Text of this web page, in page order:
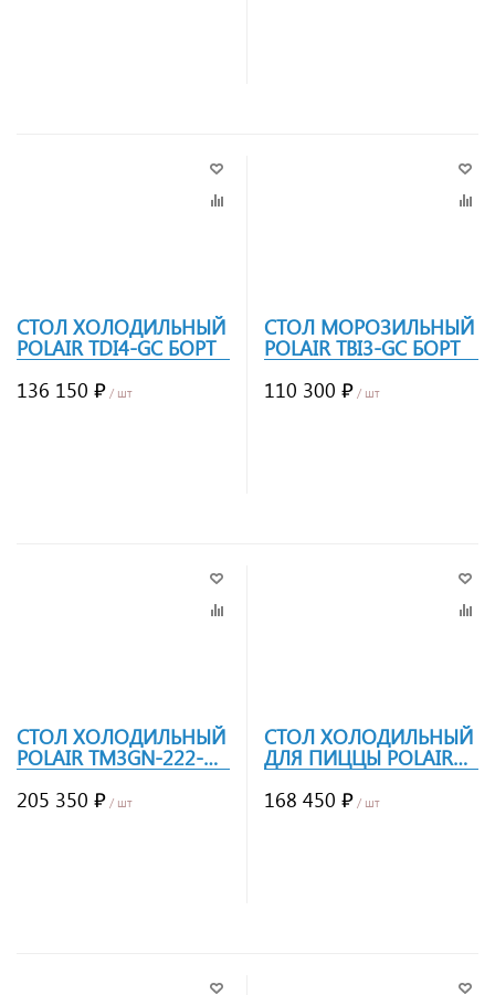
СТОЛ ХОЛОДИЛЬНЫЙ
POLAIR TDI4-GC БОРТ
136 150 ₽ / шт
СТОЛ МОРОЗИЛЬНЫЙ
POLAIR TBI3-GC БОРТ
110 300 ₽ / шт
СТОЛ ХОЛОДИЛЬНЫЙ
POLAIR TM3GN-222-G
БОРТ
205 350 ₽ / шт
СТОЛ ХОЛОДИЛЬНЫЙ
ДЛЯ ПИЦЦЫ POLAIR
TM3PIZZA-GC
168 450 ₽ / шт